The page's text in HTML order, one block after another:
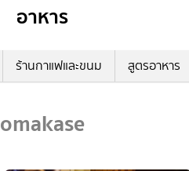
อาหาร
ร้านกาแฟและขนม สูตรอาหาร
omakase